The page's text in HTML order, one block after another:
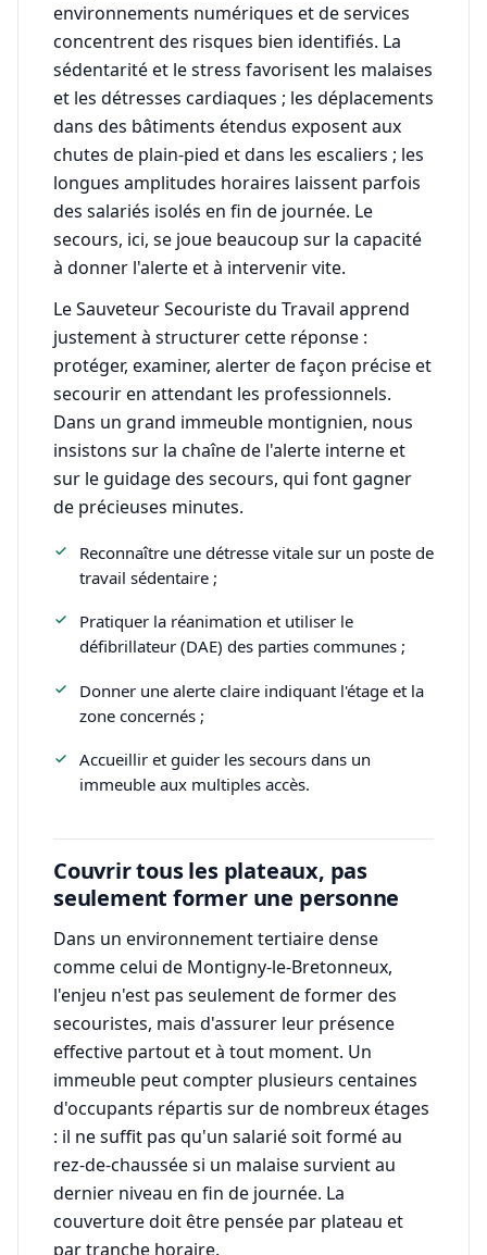
environnements numériques et de services
concentrent des risques bien identifiés. La
sédentarité et le stress favorisent les malaises
et les détresses cardiaques ; les déplacements
dans des bâtiments étendus exposent aux
chutes de plain-pied et dans les escaliers ; les
longues amplitudes horaires laissent parfois
des salariés isolés en fin de journée. Le
secours, ici, se joue beaucoup sur la capacité
à donner l'alerte et à intervenir vite.
Le Sauveteur Secouriste du Travail apprend
justement à structurer cette réponse :
protéger, examiner, alerter de façon précise et
secourir en attendant les professionnels.
Dans un grand immeuble montignien, nous
insistons sur la chaîne de l'alerte interne et
sur le guidage des secours, qui font gagner
de précieuses minutes.
Reconnaître une détresse vitale sur un poste de
travail sédentaire ;
Pratiquer la réanimation et utiliser le
défibrillateur (DAE) des parties communes ;
Donner une alerte claire indiquant l'étage et la
zone concernés ;
Accueillir et guider les secours dans un
immeuble aux multiples accès.
Couvrir tous les plateaux, pas
seulement former une personne
Dans un environnement tertiaire dense
comme celui de Montigny-le-Bretonneux,
l'enjeu n'est pas seulement de former des
secouristes, mais d'assurer leur présence
effective partout et à tout moment. Un
immeuble peut compter plusieurs centaines
d'occupants répartis sur de nombreux étages
: il ne suffit pas qu'un salarié soit formé au
rez-de-chaussée si un malaise survient au
dernier niveau en fin de journée. La
couverture doit être pensée par plateau et
par tranche horaire.